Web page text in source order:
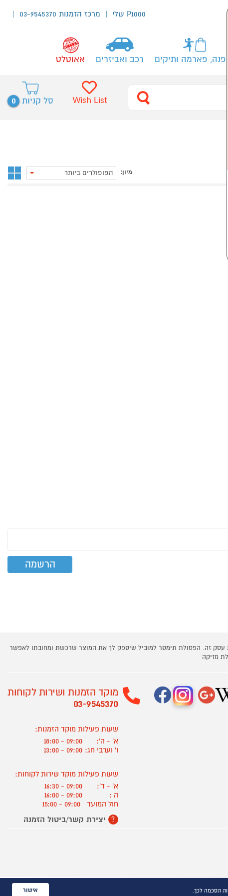
P1000 שלי מרכז הזמנות 03-9545370
פארמה ותיקים רכב ואביזרים אאוטלט
סל קניות 0 Wish List
מיון: הפופולרים ביותר
זה. הפסולת תימסר למוביל שיספק לך את המוצר שרכשת ומחובתו לאפשר
מזיקה
מוקד הזמנות ושירות לקוחות
03-9545370
שעות פעילות מוקד הזמנות:
א' - ה':
09:00 - 18:00
ו' וערבי חג: 09:00 - 13:00
שעות פעילות מוקד שירות לקוחות:
א' - ד':
09:00 - 16:30
ה :
09:00 - 16:00
חול המועד
09:00 - 15:00
?
יצירת קשר/ביטול הזמנה
הסכמה לכך. אישור